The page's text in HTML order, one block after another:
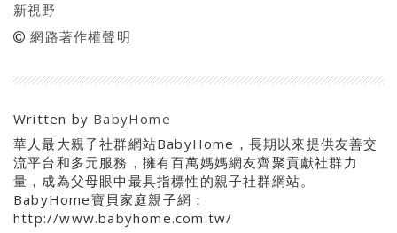
新視野
網路著作權聲明
Written by BabyHome
華人最大親子社群網站BabyHome，長期以來提供友善交
流平台和多元服務，擁有百萬媽媽網友齊聚貢獻社群力
量，成為父母眼中最具指標性的親子社群網站。
BabyHome寶貝家庭親子網：
http://www.babyhome.com.tw/